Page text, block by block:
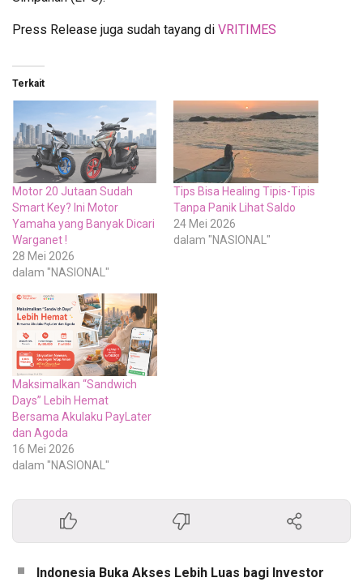
Press Release juga sudah tayang di VRITIMES
Terkait
Motor 20 Jutaan Sudah
Smart Key? Ini Motor
Yamaha yang Banyak Dicari
Warganet !
28 Mei 2026
dalam "NASIONAL"
Tips Bisa Healing Tipis-Tipis
Tanpa Panik Lihat Saldo
24 Mei 2026
dalam "NASIONAL"
Maksimalkan “Sandwich
Days” Lebih Hemat
Bersama Akulaku PayLater
dan Agoda
16 Mei 2026
dalam "NASIONAL"
Indonesia Buka Akses Lebih Luas bagi Investor